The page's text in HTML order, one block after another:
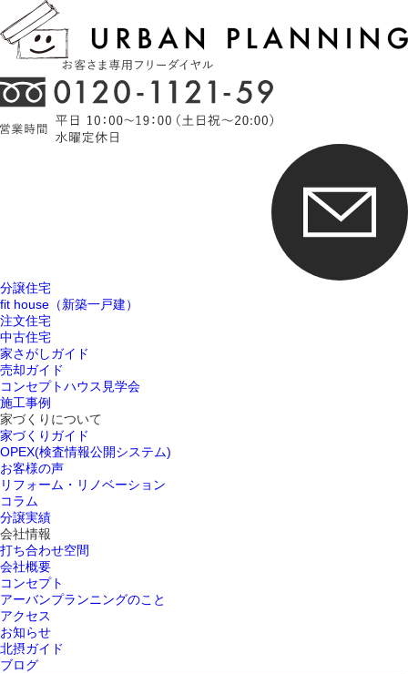
分譲住宅
fit house（新築一戸建）
注文住宅
中古住宅
家さがしガイド
売却ガイド
コンセプトハウス見学会
施工事例
家づくりについて
家づくりガイド
OPEX(検査情報公開システム)
お客様の声
リフォーム・リノベーション
コラム
分譲実績
会社情報
打ち合わせ空間
会社概要
コンセプト
アーバンプランニングのこと
アクセス
お知らせ
北摂ガイド
ブログ